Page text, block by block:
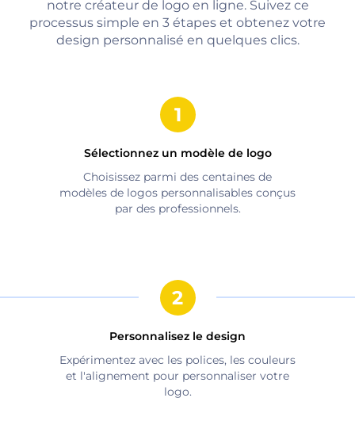
notre créateur de logo en ligne. Suivez ce
processus simple en 3 étapes et obtenez votre
design personnalisé en quelques clics.
Sélectionnez un modèle de logo
Choisissez parmi des centaines de
modèles de logos personnalisables conçus
par des professionnels.
Personnalisez le design
Expérimentez avec les polices, les couleurs
et l'alignement pour personnaliser votre
logo.